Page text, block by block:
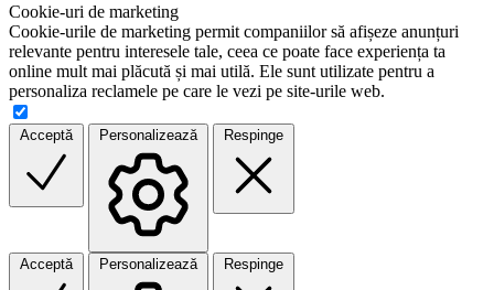
Cookie-uri de marketing
Cookie-urile de marketing permit companiilor să afișeze anunțuri
relevante pentru interesele tale, ceea ce poate face experiența ta
online mult mai plăcută și mai utilă. Ele sunt utilizate pentru a
personaliza reclamele pe care le vezi pe site-urile web.